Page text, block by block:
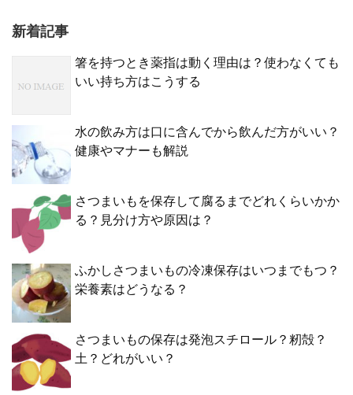
新着記事
箸を持つとき薬指は動く理由は？使わなくても
いい持ち方はこうする
水の飲み方は口に含んでから飲んだ方がいい？
健康やマナーも解説
さつまいもを保存して腐るまでどれくらいかか
る？見分け方や原因は？
ふかしさつまいもの冷凍保存はいつまでもつ？
栄養素はどうなる？
さつまいもの保存は発泡スチロール？籾殻？
土？どれがいい？